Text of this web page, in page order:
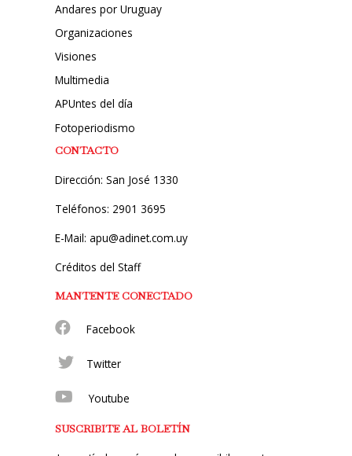
Andares por Uruguay
Organizaciones
Visiones
Multimedia
APUntes del día
Fotoperiodismo
CONTACTO
Dirección: San José 1330
Teléfonos: 2901 3695
E-Mail: apu@adinet.com.uy
Créditos del Staff
MANTENTE CONECTADO
Facebook
Twitter
Youtube
SUSCRIBITE AL BOLETÍN